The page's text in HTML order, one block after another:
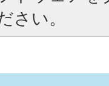
さい。